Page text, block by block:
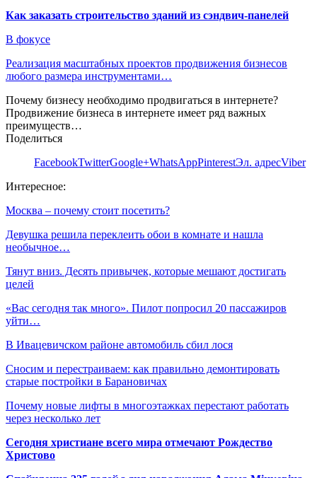
Как заказать строительство зданий из сэндвич-панелей
В фокусе
Реализация масштабных проектов продвижения бизнесов
любого размера инструментами…
Почему бизнесу необходимо продвигаться в интернете?
Продвижение бизнеса в интернете имеет ряд важных
преимуществ…
Поделиться
FacebookTwitterGoogle+WhatsAppPinterestЭл. адресViber
Интересное:
Москва – почему стоит посетить?
Девушка решила переклеить обои в комнате и нашла
необычное…
Тянут вниз. Десять привычек, которые мешают достигать
целей
«Вас сегодня так много». Пилот попросил 20 пассажиров
уйти…
В Ивацевичском районе автомобиль сбил лося
Сносим и перестраиваем: как правильно демонтировать
старые постройки в Барановичах
Почему новые лифты в многоэтажках перестают работать
через несколько лет
Сегодня христиане всего мира отмечают Рождество
Христово